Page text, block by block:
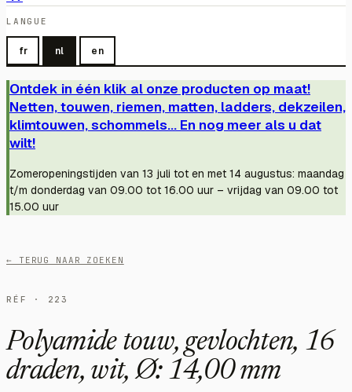
LANGUE
fr nl en
Ontdek in één klik al onze producten op maat!
Netten, touwen, riemen, matten, ladders, dekzeilen,
klimtouwen, schommels... En nog meer als u dat
wilt!
Zomeropeningstijden van 13 juli tot en met 14 augustus: maandag
t/m donderdag van 09.00 tot 16.00 uur – vrijdag van 09.00 tot
15.00 uur
← TERUG NAAR ZOEKEN
RÉF · 223
Polyamide touw, gevlochten, 16
draden, wit, Ø: 14,00 mm